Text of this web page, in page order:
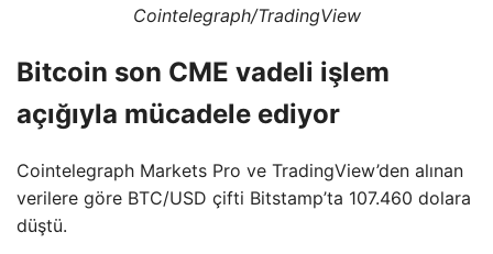
Cointelegraph/TradingView
Bitcoin son CME vadeli işlem
açığıyla mücadele ediyor
Cointelegraph Markets Pro ve TradingView’den alınan
verilere göre BTC/USD çifti Bitstamp’ta 107.460 dolara
düştü.